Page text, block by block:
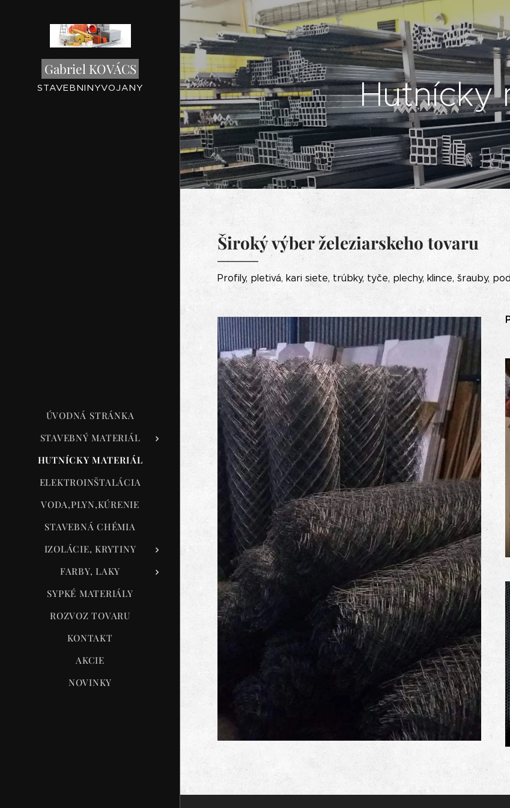
Gabriel KOVÁCS
STAVEBNINYVOJANY
ÚVODNÁ STRÁNKA
STAVEBNÝ MATERIÁL
HUTNÍCKY MATERIÁL
ELEKTROINŠTALÁCIA
VODA,PLYN,KÚRENIE
STAVEBNÁ CHÉMIA
IZOLÁCIE, KRYTINY
FARBY, LAKY
SYPKÉ MATERIÁLY
ROZVOZ TOVARU
KONTAKT
AKCIE
NOVINKY
Hutnícky
Široký výber železiarskeho tovaru
Profily, pletivá, kari siete, trúbky, tyče, plechy, klince, šrauby,